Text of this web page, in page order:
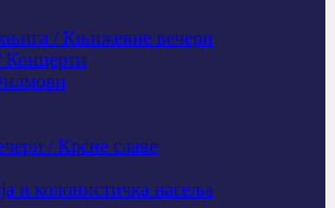
/ Књижевне вечери
Концерти
/ Крсне славе
и колонистичка насеља